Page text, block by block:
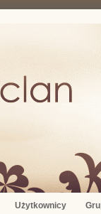
Użytkownicy